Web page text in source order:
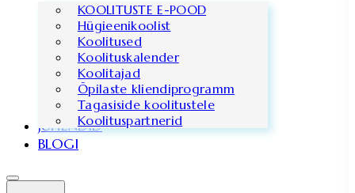
KOOLITUSTE E-POOD
Hügieenikoolist
Koolitused
Koolituskalender
Koolitajad
Õpilaste kliendiprogramm
Tagasiside koolitustele
Koolituspartnerid
JUHENDID
BLOGI